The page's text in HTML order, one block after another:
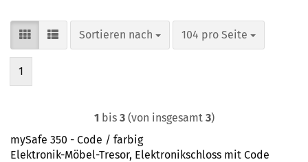
Sortieren nach
Sortieren nach 104 pro Seite
pro Seite
1
1 bis 3(von insgesamt 3)
mySafe 350 - Code / farbig
Elektronik-Möbel-Tresor, Elektronikschloss mit Code